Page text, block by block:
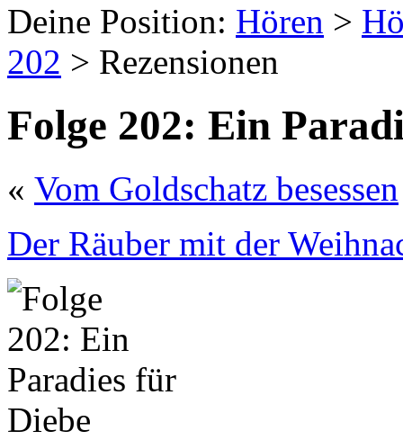
Deine Position: Hören >
202 > Rezensionen
Folge 202: Ein
« Vom Goldschatz besessen
Der Räuber mit der